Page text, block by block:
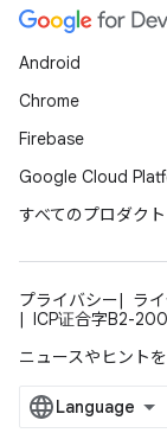
Android
Chrome
Firebase
Google Cloud
すべてのプロダクト
プライバシー ラ
ICP证合字B2-
ニュースやヒント